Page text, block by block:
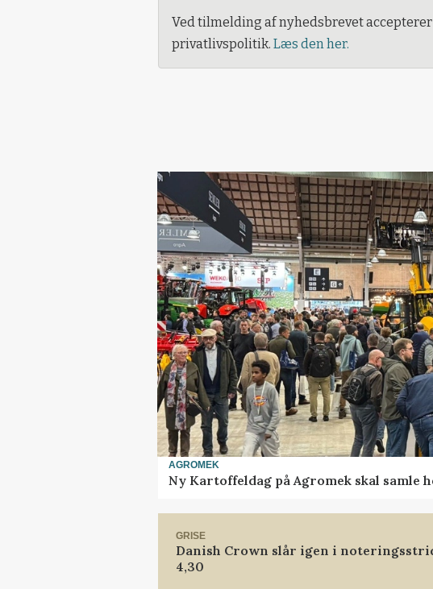
Ved tilmelding af nyhedsbrevet
privatlivspolitik. Læs den her.
AGROMEK
Ny Kartoffeldag på Agromek skal
GRISE
Danish Crown slår igen i
4,30